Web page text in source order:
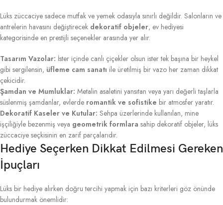
Lüks züccaciye sadece mutfak ve yemek odasıyla sınırlı değildir. Salonların ve
antrelerin havasını değiştirecek dekoratif objeler, ev hediyesi
kategorisinde en prestijli seçenekler arasında yer alır.
Tasarım Vazolar: İster içinde canlı çiçekler olsun ister tek başına bir heykel
gibi sergilensin, üfleme cam sanatı ile üretilmiş bir vazo her zaman dikkat
çekicidir.
Şamdan ve Mumluklar: Metalin asaletini yansıtan veya yarı değerli taşlarla
süslenmiş şamdanlar, evlerde romantik ve sofistike bir atmosfer yaratır.
Dekoratif Kaseler ve Kutular: Sehpa üzerlerinde kullanılan, mine
işçiliğiyle bezenmiş veya geometrik formlara sahip dekoratif objeler, lüks
züccaciye seçkisinin en zarif parçalarıdır.
Hediye Seçerken Dikkat Edilmesi Gereken
İpuçları
Lüks bir hediye alırken doğru tercihi yapmak için bazı kriterleri göz önünde
bulundurmak önemlidir: